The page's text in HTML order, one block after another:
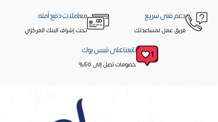
دعم فنى سريع
فريق عمل لمساعدتك
معاملات دفع آمنه
تحت إشراف البنك المركزي
تابعنا على فيس بوك
خصومات تصل إلى 60%